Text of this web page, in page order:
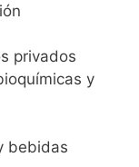
privados
y
bebidas